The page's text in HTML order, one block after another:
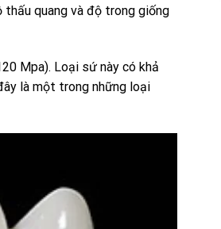
quang và độ trong giống
Mpa). Loại sứ này có khả
là một trong những loại